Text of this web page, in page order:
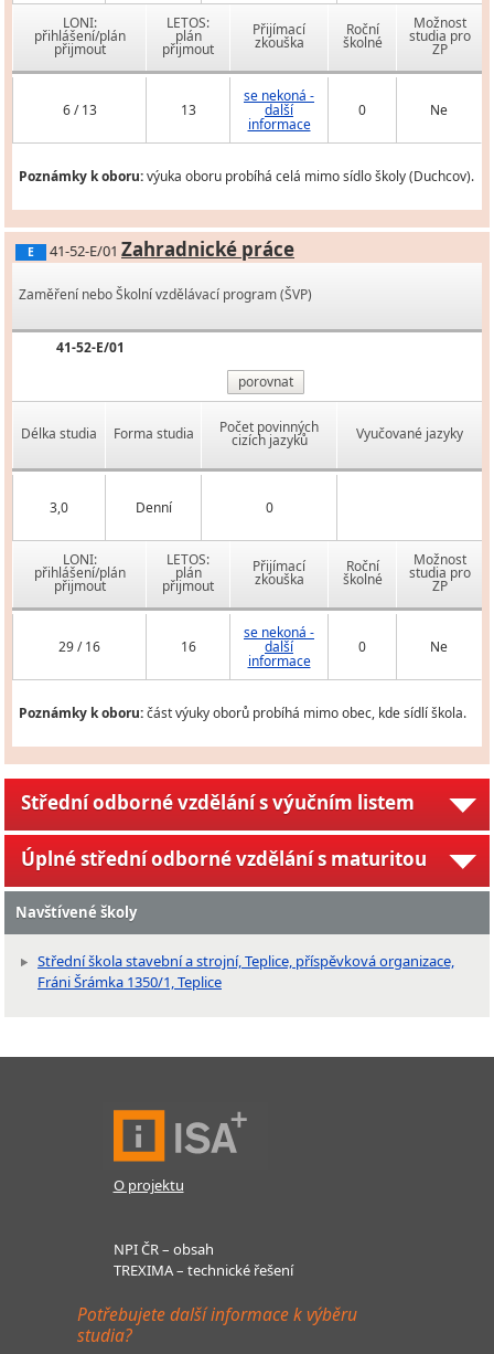
LONI:
přihlášení/plán
přijmout
LETOS:
plán
přijmout
Přijímací
zkouška
Roční
školné
Možnost
studia pro
ZP
6 / 13 13
se nekoná -
další
informace
0 Ne
Poznámky k oboru:výuka oboru probíhá celá mimo sídlo školy (Duchcov).
E 41-52-E/01 Zahradnické práce
Zaměření nebo Školní vzdělávací program (ŠVP)
41-52-E/01
porovnat
Délka studia Forma studia Počet povinných
cizích jazyků Vyučované jazyky
3,0 Denní 0
LONI:
přihlášení/plán
přijmout
LETOS:
plán
přijmout
Přijímací
zkouška
Roční
školné
Možnost
studia pro
ZP
29 / 16 16
se nekoná -
další
informace
0 Ne
Poznámky k oboru:část výuky oborů probíhá mimo obec, kde sídlí škola.
Střední odborné vzdělání s výučním listem
Úplné střední odborné vzdělání s maturitou
Navštívené školy
Střední škola stavební a strojní, Teplice, příspěvková organizace,
Fráni Šrámka 1350/1, Teplice
O projektu
NPI ČR – obsah
TREXIMA – technické řešení
Potřebujete další informace k výběru
studia?